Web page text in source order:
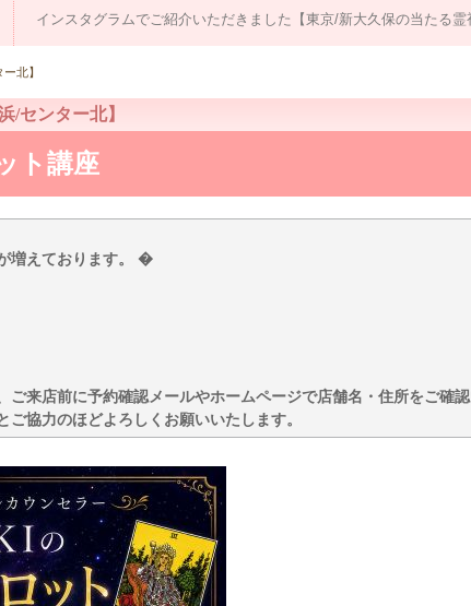
インスタグラムでご紹介いただきました【東京/新大久保の当たる霊
北】
/センター北】
ト講座
増えております。 �
ご来店前に予約確認メールやホームページで店舗名・住所をご確
協力のほどよろしくお願いいたします。